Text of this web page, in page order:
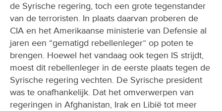
de Syrische regering, toch een grote tegenstander
van de terroristen. In plaats daarvan proberen de
CIA en het Amerikaanse ministerie van Defensie al
jaren een “gematigd rebellenleger” op poten te
brengen. Hoewel het vandaag ook tegen IS strijdt,
moest dit rebellenleger in de eerste plaats tegen de
Syrische regering vechten. De Syrische president
was te onafhankelijk. Dat het omverwerpen van
regeringen in Afghanistan, Irak en Libië tot meer